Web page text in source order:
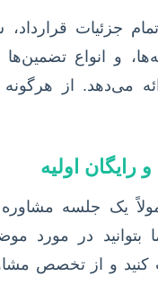
جزئیات
و انواع
می‌دهد. از هرگونه
اولیه
یک جلسه مشاوره
بتوانید در مورد
کنید و از تخصص